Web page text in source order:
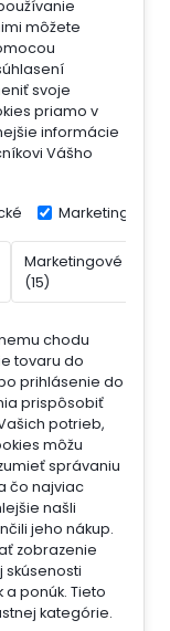
môžete
svoje
priamo v
informácie
Vášho
Marketingové
Marketingové
(15)
chodu
tovaru do
prihlásenie do
prispôsobiť
potrieb,
môžu
správaniu
čo najviac
našli
jeho nákup.
zobrazenie
skúsenosti
ponúk. Tieto
kategórie.